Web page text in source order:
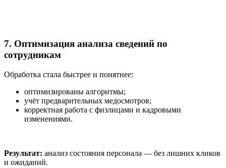
7. Оптимизация анализа сведений по
сотрудникам
Обработка стала быстрее и понятнее:
оптимизированы алгоритмы;
учёт предварительных медосмотров;
корректная работа с физлицами и кадровыми
изменениями.
Результат: анализ состояния персонала — без лишних кликов
и ожиданий.